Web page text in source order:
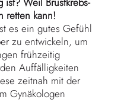
retten kann!
es ein gutes Gefühl
zu entwickeln, um
frühzeitig
Auffälligkeiten
zeitnah mit der
Gynäkologen